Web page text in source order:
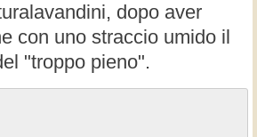
dopo aver
con uno straccio umido il
"troppo pieno".